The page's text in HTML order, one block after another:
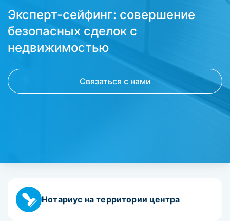
Эксперт-сейфинг: совершение
безопасных сделок с
недвижимостью
Связаться с нами
Нотариус на территории центра